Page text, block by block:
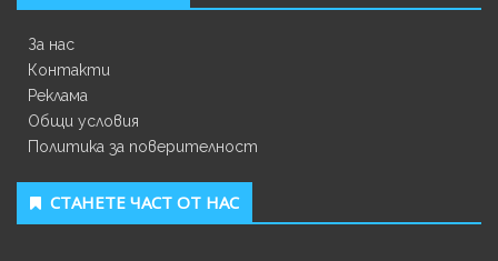
За нас
Контакти
Реклама
Общи условия
Политика за поверителност
СТАНЕТЕ ЧАСТ ОТ НАС